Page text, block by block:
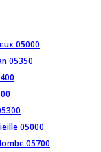
05000
05350
05000
05700